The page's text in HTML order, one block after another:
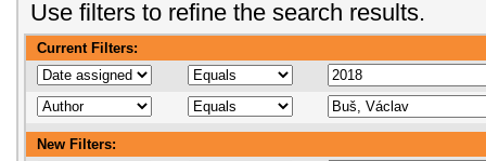
Use filters to refine the search results.
Current Filters:
New Filters: